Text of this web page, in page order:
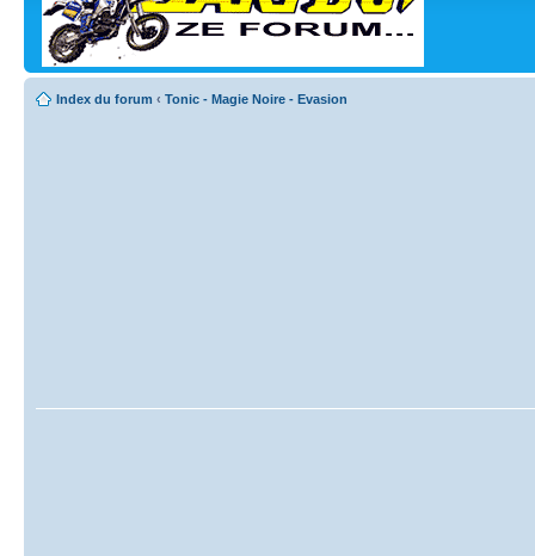
Index du forum ‹ Tonic - Magie Noire - Evasion